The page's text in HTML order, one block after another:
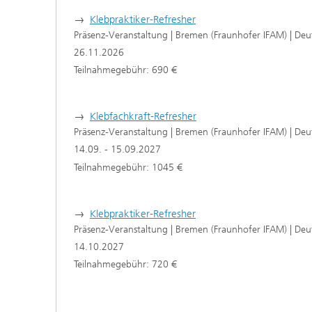
→ Klebpraktiker-Refresher
Präsenz-Veranstaltung | Bremen (Fraunhofer IFAM) |
26.11.2026
Teilnahmegebühr: 690 €
→ Klebfachkraft-Refresher
Präsenz-Veranstaltung | Bremen (Fraunhofer IFAM) |
14.09. - 15.09.2027
Teilnahmegebühr: 1045 €
→ Klebpraktiker-Refresher
Präsenz-Veranstaltung | Bremen (Fraunhofer IFAM) |
14.10.2027
Teilnahmegebühr: 720 €